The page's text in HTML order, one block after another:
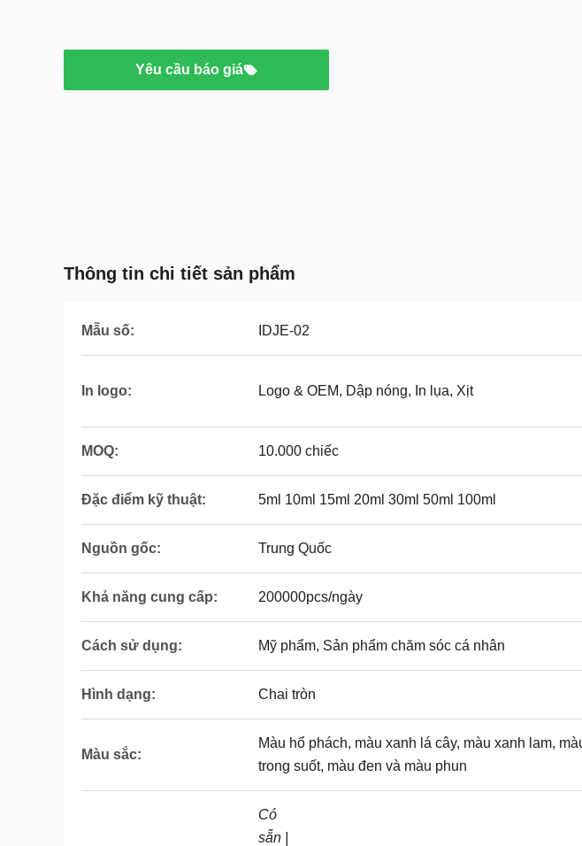
Yêu cầu báo giá
Thông tin chi tiết sản phẩm
Mẫu số: IDJE-02
In logo: Logo & OEM, Dập nóng, In lụa, Xịt
MOQ: 10.000 chiếc
Đặc điểm kỹ thuật: 5ml 10ml 15ml 20ml 30ml 50ml 100ml
Nguồn gốc: Trung Quốc
Khả năng cung cấp: 200000pcs/ngày
Cách sử dụng: Mỹ phẩm, Sản phẩm chăm sóc cá nhân
Hình dạng: Chai tròn
Màu sắc:
Màu hổ phách, màu xanh lá cây, màu xanh lam,
trong suốt, màu đen và màu phun
Có
sẵn |